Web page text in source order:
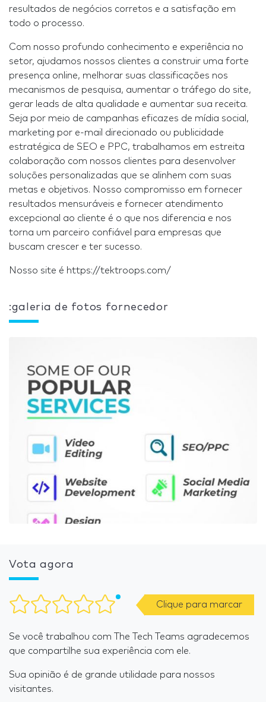
resultados de negócios corretos e a satisfação em
todo o processo.
Com nosso profundo conhecimento e experiência no
setor, ajudamos nossos clientes a construir uma forte
presença online, melhorar suas classificações nos
mecanismos de pesquisa, aumentar o tráfego do site,
gerar leads de alta qualidade e aumentar sua receita.
Seja por meio de campanhas eficazes de mídia social,
marketing por e-mail direcionado ou publicidade
estratégica de SEO e PPC, trabalhamos em estreita
colaboração com nossos clientes para desenvolver
soluções personalizadas que se alinhem com suas
metas e objetivos. Nosso compromisso em fornecer
resultados mensuráveis e fornecer atendimento
excepcional ao cliente é o que nos diferencia e nos
torna um parceiro confiável para empresas que
buscam crescer e ter sucesso.
Nosso site é https://tektroops.com/
:galeria de fotos fornecedor
Vota agora
Clique para marcar
Se você trabalhou com The Tech Teams agradecemos
que compartilhe sua experiência com ele.
Sua opinião é de grande utilidade para nossos
visitantes.